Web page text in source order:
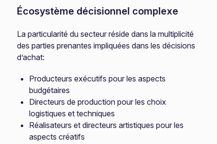
Écosystème décisionnel complexe
La particularité du secteur réside dans la multiplicité
des parties prenantes impliquées dans les décisions
d’achat:
Producteurs exécutifs pour les aspects
budgétaires
Directeurs de production pour les choix
logistiques et techniques
Réalisateurs et directeurs artistiques pour les
aspects créatifs